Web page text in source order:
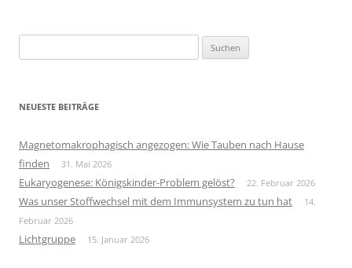
nach:
NEUESTE BEITRÄGE
Magnetomakrophagisch angezogen: Wie Tauben nach Hause
finden
31. Mai 2026
Eukaryogenese: Königskinder-Problem gelöst? 22. Februar 2026
Was unser Stoffwechsel mit dem Immunsystem zu tun hat
14.
Februar 2026
Lichtgruppe 15. Januar 2026